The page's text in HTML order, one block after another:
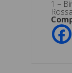
1 –
Rossa